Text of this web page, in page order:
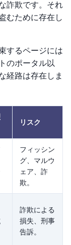
詐欺です。それ
むために存在し
するページには
のポータル以
経路は存在しま
リスク
フィッシン
グ、マルウ
ェア、詐
欺。
詐欺による
損失、刑事
告訴。